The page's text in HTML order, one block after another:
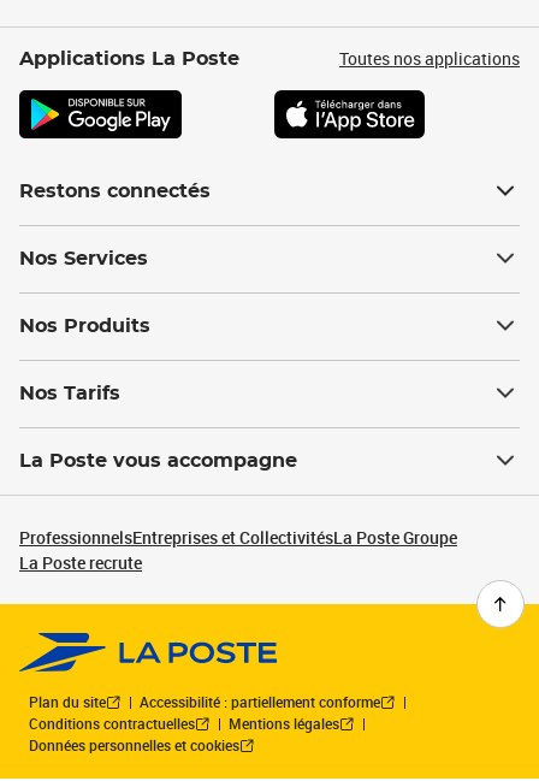
Applications La Poste Toutes nos applications
Restons connectés
Nos Services
Nos Produits
Nos Tarifs
La Poste vous accompagne
ProfessionnelsEntreprises et CollectivitésLa Poste Groupe
La Poste recrute
Plan du site
Accessibilité : partiellement conforme
Conditions contractuelles
Mentions légales
Données personnelles et cookies